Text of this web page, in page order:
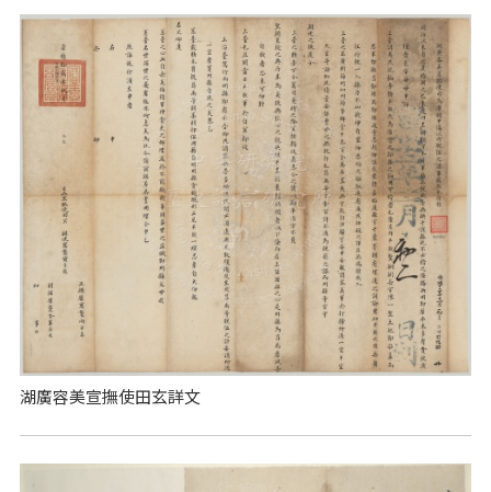
湖廣容美宣撫使田玄詳文